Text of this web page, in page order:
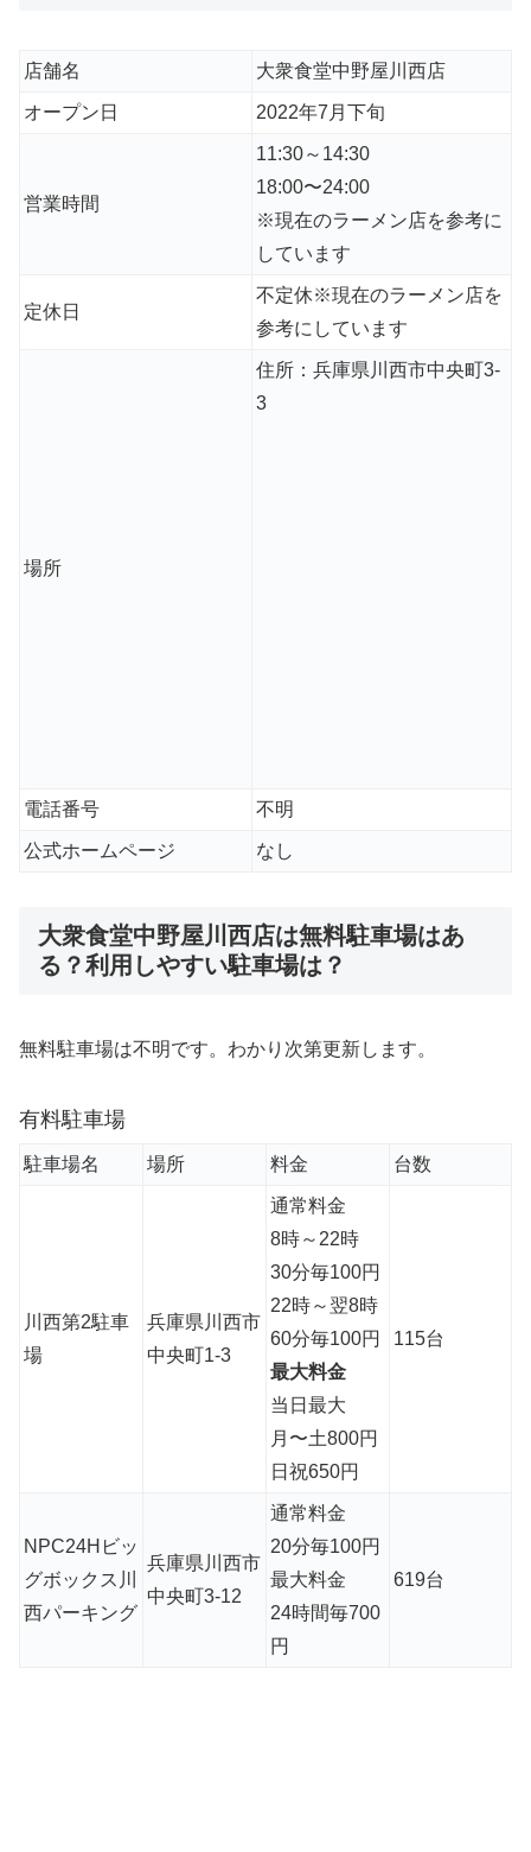
店舗名 大衆食堂中野屋川西店
オープン日 2022年7月下旬
営業時間
11:30～14:30
18:00〜24:00
※現在のラーメン店を参考に
しています
定休日
不定休※現在のラーメン店を
参考にしています
場所
住所：兵庫県川西市中央町3-
3
電話番号 不明
公式ホームページ なし
大衆食堂中野屋川西店は無料駐車場はあ
る？利用しやすい駐車場は？
無料駐車場は不明です。わかり次第更新します。
有料駐車場
駐車場名 場所 料金 台数
川西第2駐車
場
兵庫県川西市
中央町1-3
通常料金
8時～22時
30分毎100円
22時～翌8時
60分毎100円
最大料金
当日最大
月〜土800円
日祝650円
115台
NPC24Hビッ
グボックス川
西パーキング
兵庫県川西市
中央町3-12
通常料金
20分毎100円
最大料金
24時間毎700
円
619台